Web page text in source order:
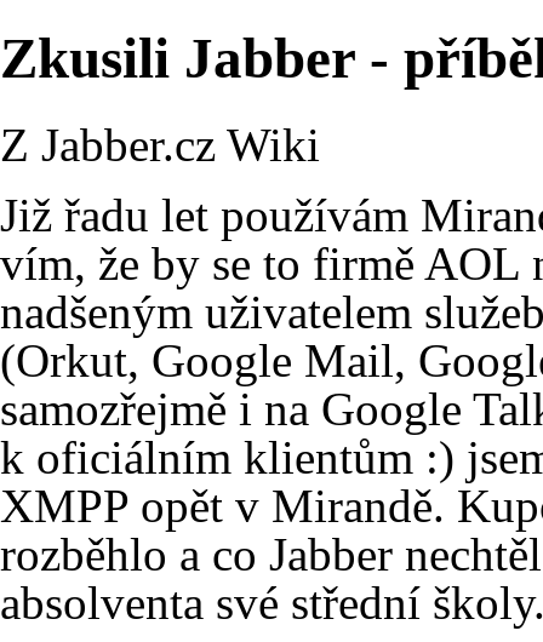
Zkusili Jabber -
Z Jabber.cz Wiki
Již řadu let používám
vím, že by se to firmě AOL
nadšeným uživatelem
(Orkut, Google Mail,
samozřejmě i na Google
k oficiálním klientům :)
XMPP opět v Mirandě.
rozběhlo a co Jabber
absolventa své střední